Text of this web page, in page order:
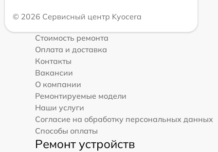
© 2026 Сервисный центр Kyocera
Стоимость ремонта
Оплата и доставка
Контакты
Вакансии
О компании
Ремонтируемые модели
Наши услуги
Согласие на обработку персональных данных
Способы оплаты
Ремонт устройств